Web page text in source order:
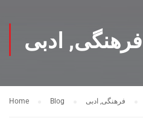
فرهنگی, ادبی
Home Blog فرهنگی, ادبی